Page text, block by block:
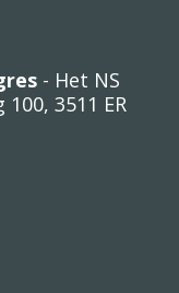
- Het NS
3511 ER